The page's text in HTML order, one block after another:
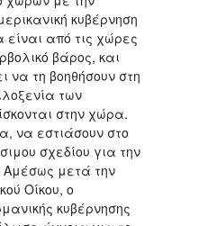
κυβέρνηση
είναι από τις χώρες
βάρος, και
να τη βοηθήσουν στη
των
στην χώρα.
να εστιάσουν στο
σχεδίου για την
Αμέσως μετά την
Οίκου, ο
κυβέρνησης